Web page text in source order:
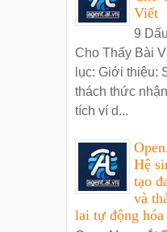
Viết
9
Cho Thấy Bài
lục: Giới thiệu:
thách thức
tích ví d...
Hệ
tạo
và
lai tự động hóa